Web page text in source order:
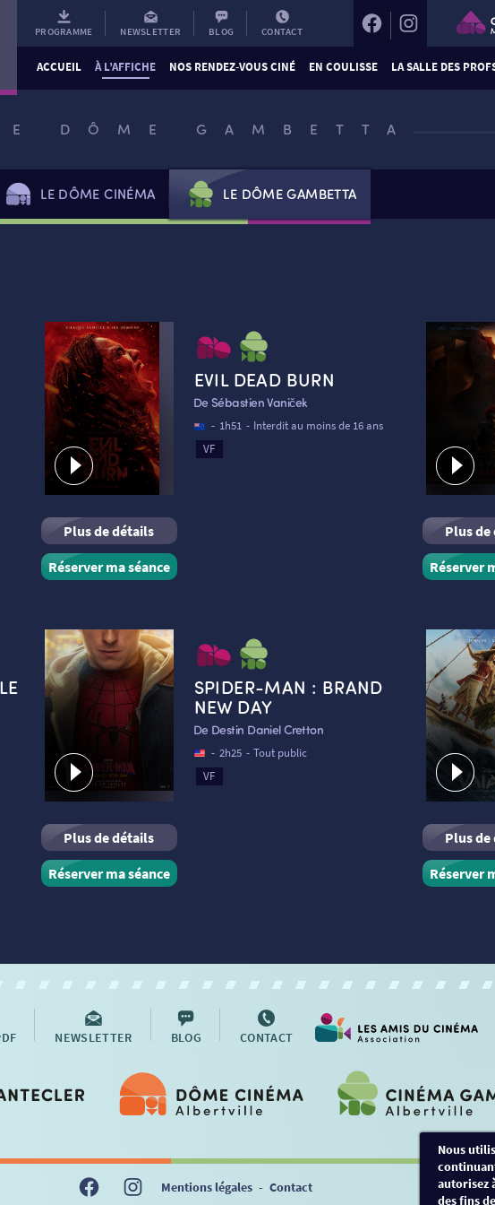
PROGRAMME NEWSLETTER BLOG CONTACT
ACCUEIL À L’AFFICHE NOS RENDEZ-VOUS CINÉ EN COULISSE LA SALLE DES
DÔME GAMBETTA
LE DÔME CINÉMA LE DÔME GAMBETTA
Plus de détails
Réserver ma séance
EVIL DEAD BURN
De Sébastien Vaniček
- 1h51 - Interdit au moins de 16 ans
VF
Plus
Réserver
Plus de détails
Réserver ma séance
SPIDER-MAN : BRAND
NEW DAY
De Destin Daniel Cretton
- 2h25 - Tout public
VF
Plus
Réserver
NEWSLETTER BLOG CONTACT
Mentions légales - Contact
Nous
autorisez
des fins